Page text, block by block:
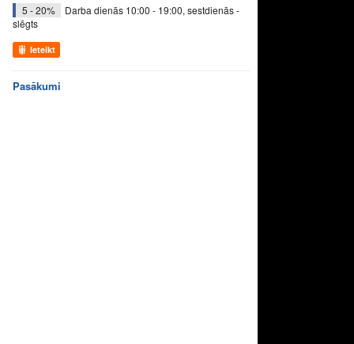
5 - 20%
Darba dienās 10:00 - 19:00, sestdienās -
slēgts
Ieteikt
Pasākumi